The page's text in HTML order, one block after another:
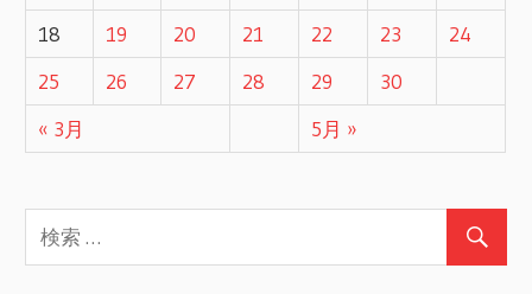
シ
ョ
ン
« 3月 5月 »
18
19 20 21 22 23
24
25
26 27 28 29 30